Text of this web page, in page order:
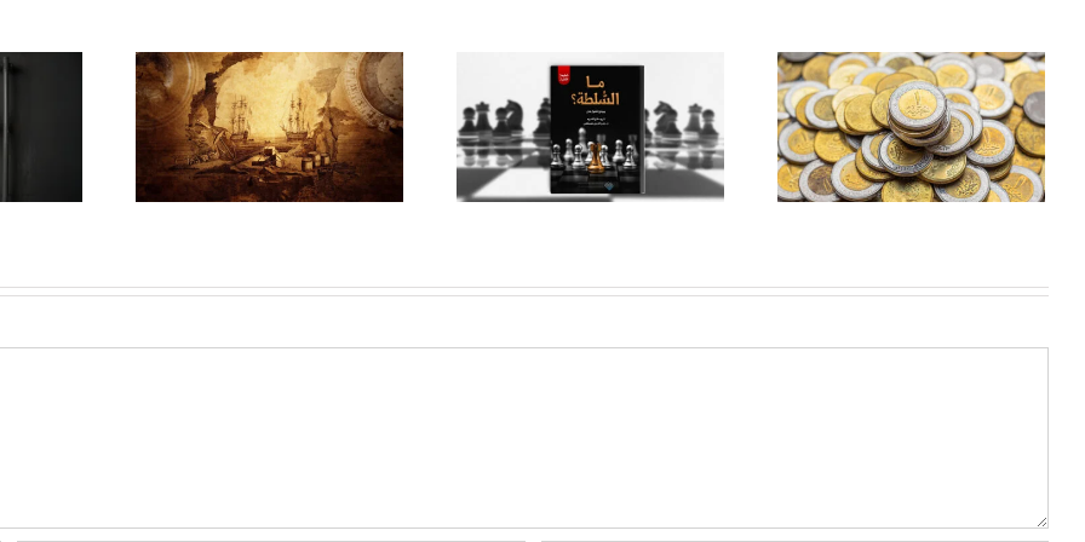
Tinjauan buku: Apa itu
Kekuasaan?
Kebijakan upah dan
tantangannya di Mesir
periode 1974-2018